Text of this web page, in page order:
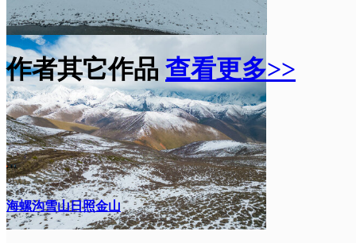
作者其它作品 查看更多>>
海螺沟雪山日照金山